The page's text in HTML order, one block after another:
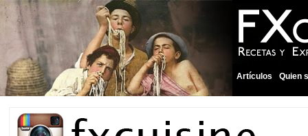
Artículos Quien